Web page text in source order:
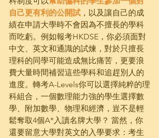
自己更有利的公開試 ，以及讓自己的成
績在申請大學時不會因為不擅長的學科
而吃虧。例如報考HKDSE，你必須面對
中文、英文和通識的試煉，對於只擅長
理科的同學可能造成無比痛苦，更要浪
費大量時間補習這些學科和追趕別人的
進度。轉考A-Levels你可以選擇純粹的理
科組合，一個數理能力強的學生選擇數
學、附加數學、物理和經濟，豈不是輕
鬆奪取4個A*入讀名牌大學？ 當然，你
還要留意大學對英文的入學要求：考生